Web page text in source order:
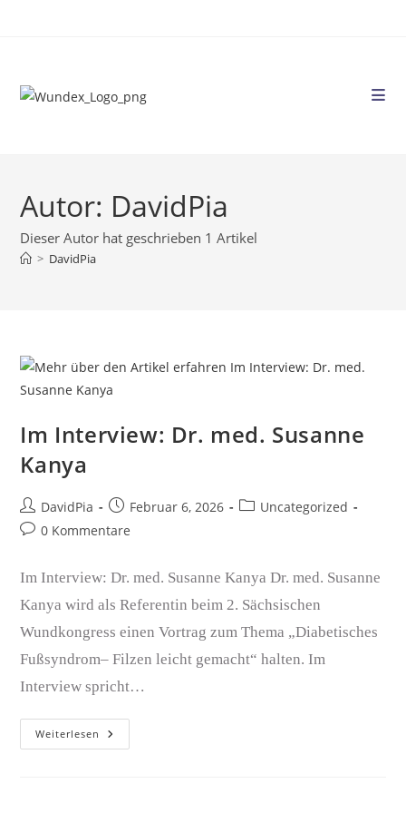
Autor: DavidPia
Dieser Autor hat geschrieben 1 Artikel
> DavidPia
Im Interview: Dr. med. Susanne
Kanya
DavidPia Februar 6, 2026
Uncategorized
0 Kommentare
Im Interview: Dr. med. Susanne Kanya Dr. med. Susanne
Kanya wird als Referentin beim 2. Sächsischen
Wundkongress einen Vortrag zum Thema „Diabetisches
Fußsyndrom– Filzen leicht gemacht“ halten. Im
Interview spricht…
Weiterlesen